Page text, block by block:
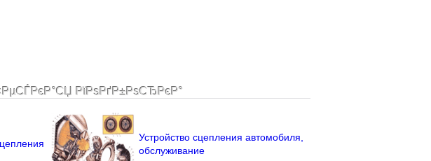
РїРѕРґР±РѕСЂРєР°
Устройство сцепления автомобиля,
обслуживание